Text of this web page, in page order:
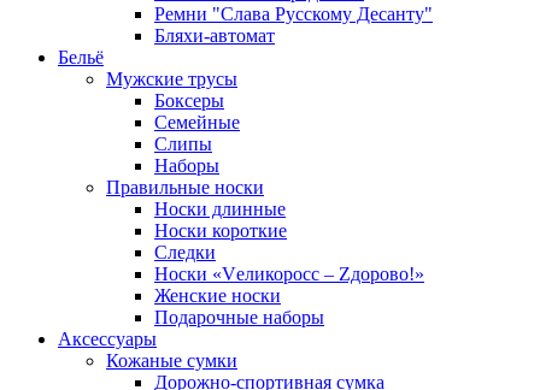
Ремни "Слава Русскому Десанту"
Бляхи-автомат
Бельё
Мужские трусы
Боксеры
Семейные
Слипы
Наборы
Правильные носки
Носки длинные
Носки короткие
Следки
Носки «Vеликоросс – Zдорово!»
Женские носки
Подарочные наборы
Аксессуары
Кожаные сумки
Дорожно-спортивная сумка